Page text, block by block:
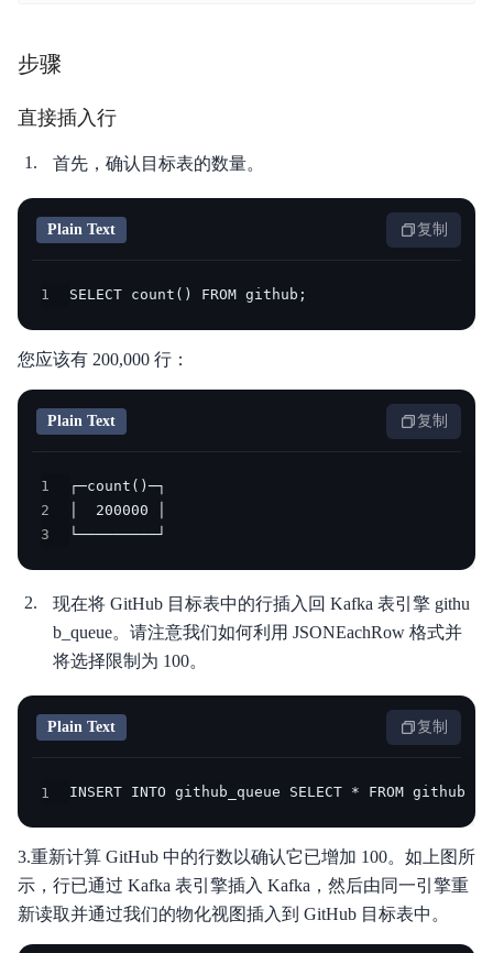
步骤
直接插入行
首先，确认目标表的数量。
Plain Text 复制
1 SELECT count() FROM github;
您应该有 200,000 行：
Plain Text 复制
1
2
3
└─────────┘
现在将 GitHub 目标表中的行插入回 Kafka 表引擎 githu
b_queue。请注意我们如何利用 JSONEachRow 格式并
将选择限制为 100。
Plain Text 复制
1 INSERT INTO github_queue SELECT * FROM github
3.重新计算 GitHub 中的行数以确认它已增加 100。如上图所
示，行已通过 Kafka 表引擎插入 Kafka，然后由同一引擎重
新读取并通过我们的物化视图插入到 GitHub 目标表中。